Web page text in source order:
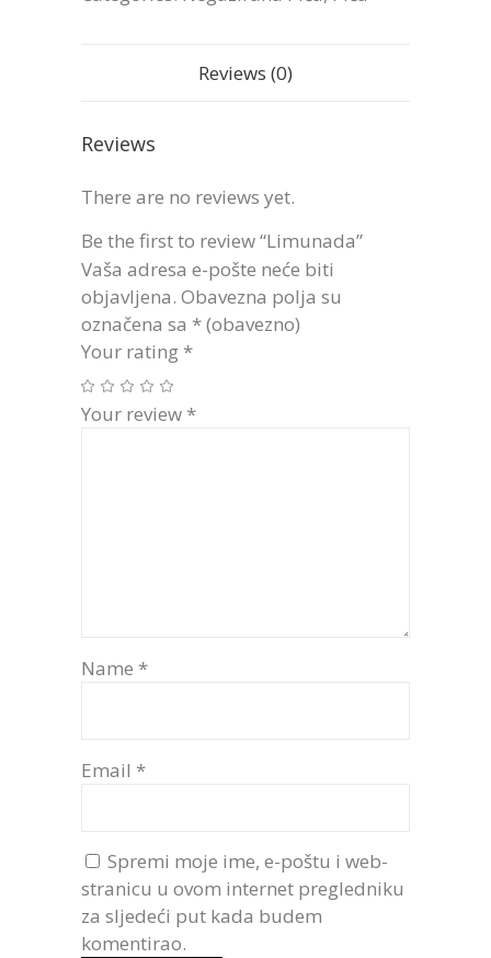
Reviews (0)
Reviews
There are no reviews yet.
Be the first to review “Limunada”
Vaša adresa e-pošte neće biti
objavljena. Obavezna polja su
označena sa * (obavezno)
Your rating *
Your review *
Name *
Email *
Spremi moje ime, e-poštu i web-
stranicu u ovom internet pregledniku
za sljedeći put kada budem
komentirao.